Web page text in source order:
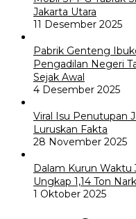
Jakarta Utara
11 Desember 2025
Pabrik Genteng
Pengadilan Negeri
Sejak Awal
4 Desember 2025
Viral Isu Penutupan
Luruskan Fakta
28 November 2025
Dalam Kurun
Ungkap 1,14 Ton
1 Oktober 2025